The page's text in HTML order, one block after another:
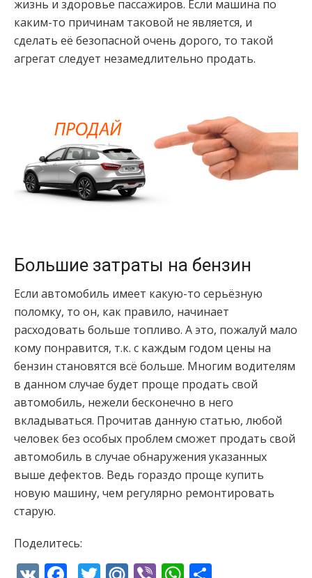
жизнь и здоровье пассажиров. Если машина по
каким-то причинам таковой не является, и
сделать её безопасной очень дорого, то такой
агрегат следует незамедлительно продать.
Большие затраты на бензин
Если автомобиль имеет какую-то серьёзную
поломку, то он, как правило, начинает
расходовать больше топливо. А это, пожалуй мало
кому понравится, т.к. с каждым годом цены на
бензин становятся всё больше. Многим водителям
в данном случае будет проще продать свой
автомобиль, нежели бесконечно в него
вкладываться. Прочитав данную статью, любой
человек без особых проблем сможет продать свой
автомобиль в случае обнаружения указанных
выше дефектов. Ведь гораздо проще купить
новую машину, чем регулярно ремонтировать
старую.
Поделитесь: